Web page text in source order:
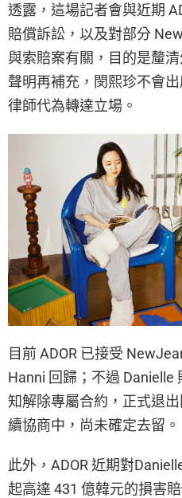
透露，這場記者會與近期
賠償訴訟，以及對部分
與索賠案有關，目的是釐
聲明再補充，閔熙珍不會
律師代為轉達立場。
目前 ADOR 已接受
Hanni 回歸；不過 Danielle
知解除專屬合約，正式退
續協商中，尚未確定去留。
此外，ADOR 近期對
起高達 431 億韓元的損害